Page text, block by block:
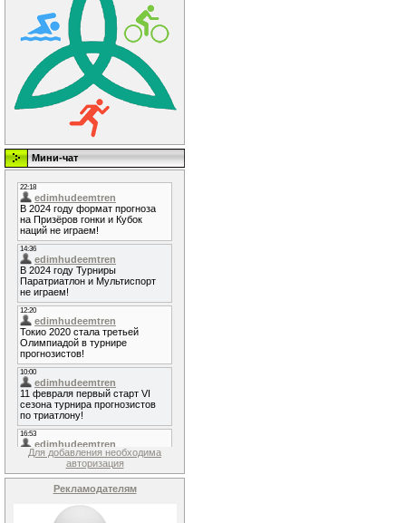
Мини-чат
Для добавления необходима
авторизация
Рекламодателям